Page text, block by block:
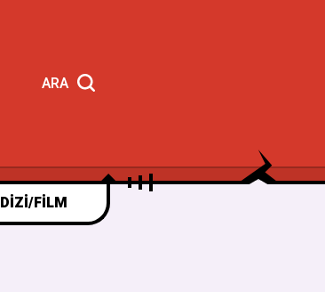
ARA
DIZI/FILM